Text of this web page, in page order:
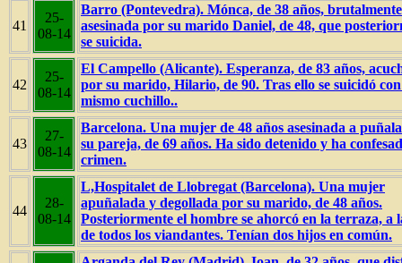
41
25-
08-14
Barro (Pontevedra). Mónca, de 38 años, brutalmente
asesinada por su marido Daniel, de 48, que
se suicida.
42
25-
08-14
El Campello (Alicante). Esperanza, de 83 años,
por su marido, Hilario, de 90. Tras ello se suicidó
mismo cuchillo..
43
27-
08-14
Barcelona. Una mujer de 48 años asesinada a
su pareja, de 69 años. Ha sido detenido y ha
crimen.
44
28-
08-14
L,Hospitalet de Llobregat (Barcelona). Una mujer
apuñalada y degollada por su marido, de 48 años.
Posteriormente el hombre se ahorcó en la terraza, a
de todos los viandantes. Tenían dos hijos en común.